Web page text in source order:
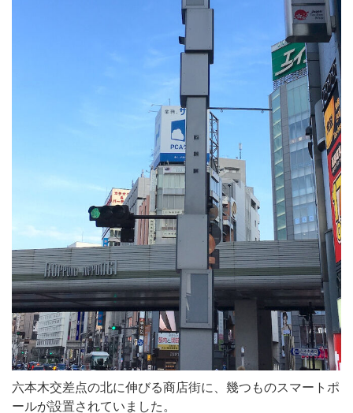
六本木交差点の北に伸びる商店街に、幾つものスマートポ
ールが設置されていました。